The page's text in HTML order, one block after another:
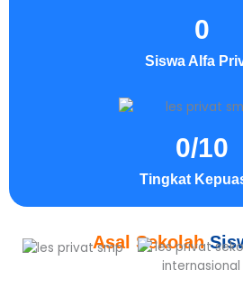
Siswa Alfa
0
Tingkat
0/10
Asal Sekolah